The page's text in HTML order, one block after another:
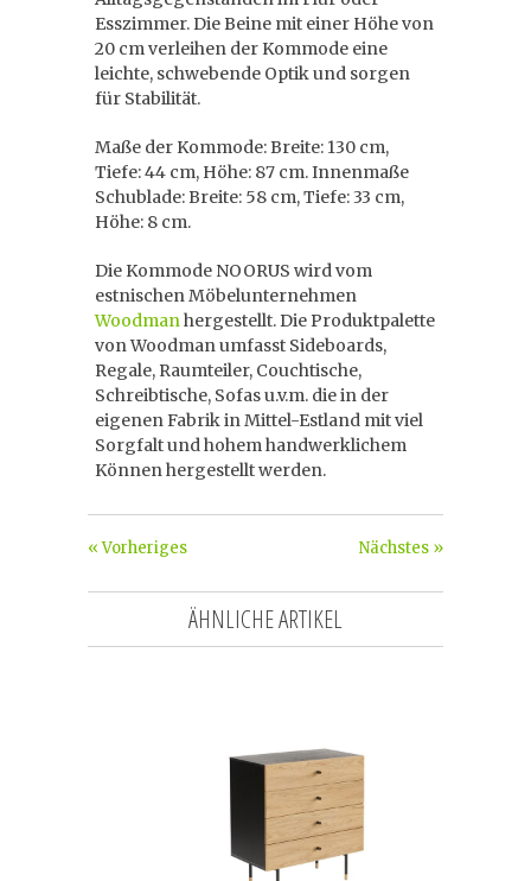
Esszimmer. Die Beine mit einer Höhe von
20 cm verleihen der Kommode eine
leichte, schwebende Optik und sorgen
für Stabilität.
Maße der Kommode: Breite: 130 cm,
Tiefe: 44 cm, Höhe: 87 cm. Innenmaße
Schublade: Breite: 58 cm, Tiefe: 33 cm,
Höhe: 8 cm.
Die Kommode NOORUS wird vom
estnischen Möbelunternehmen
Woodmanhergestellt. Die Produktpalette
von Woodman umfasst Sideboards,
Regale, Raumteiler, Couchtische,
Schreibtische, Sofas u.v.m. die in der
eigenen Fabrik in Mittel-Estland mit viel
Sorgfalt und hohem handwerklichem
Können hergestellt werden.
Nächstes »
« Vorheriges
ÄHNLICHE ARTIKEL